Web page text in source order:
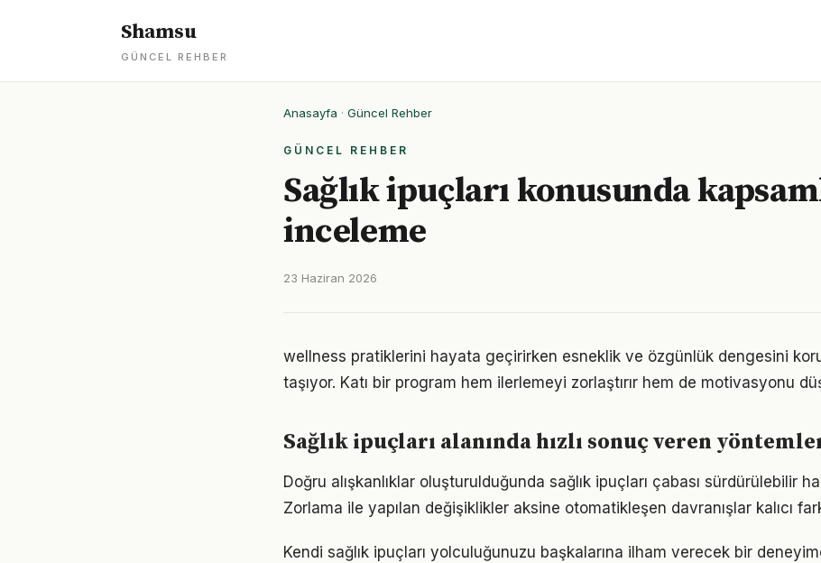
Shamsu
GÜNCEL REHBER
Anasayfa · Güncel Rehber
GÜNCEL REHBER
Sağlık ipuçları konusunda
inceleme
23 Haziran 2026
wellness pratiklerini hayata geçirirken esneklik ve özgünlük dengesini
taşıyor. Katı bir program hem ilerlemeyi zorlaştırır hem de motivasyonu
Sağlık ipuçları alanında hızlı sonuç veren
Doğru alışkanlıklar oluşturulduğunda sağlık ipuçları çabası sürdürülebilir
Zorlama ile yapılan değişiklikler aksine otomatikleşen davranışlar kalıcı
Kendi sağlık ipuçları yolculuğunuzu başkalarına ilham verecek bir